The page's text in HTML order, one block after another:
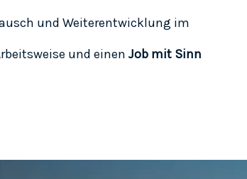
und Weiterentwicklung im
und einen Job mit Sinn